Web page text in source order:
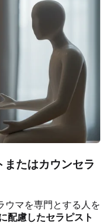
またはカウンセラ
ウマを専門とする人を
配慮したセラピスト